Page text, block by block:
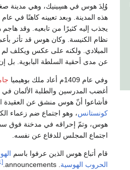
وُلِدَ هوس في هسِينيك، وهي مدينة
يجذب إليه كثيرًا من تابعيه. وقد
نظام الكنيسة. وكان هوس قد تأثر
الميلادي. ولكنه على عكس ويكلف لم
عن مدى أحقية السلطة البابوية.
وفي عام 1409م أعاد ملك بوهيميا
أغضب المدرسين والطلبة الألمان في
فأشاعوا أنّ هوس منشق عن العقيدة الأصلية وذا
كونستانس، وهو اجتماع ضم زعماء
هوس، وتمّ إحراقه في مدخنة فوق
اجتماع المجلس للدفاع عن نفسه.
قام أتباع هوس الذين عرفوا باسم
الحروب الهوسية
[1]